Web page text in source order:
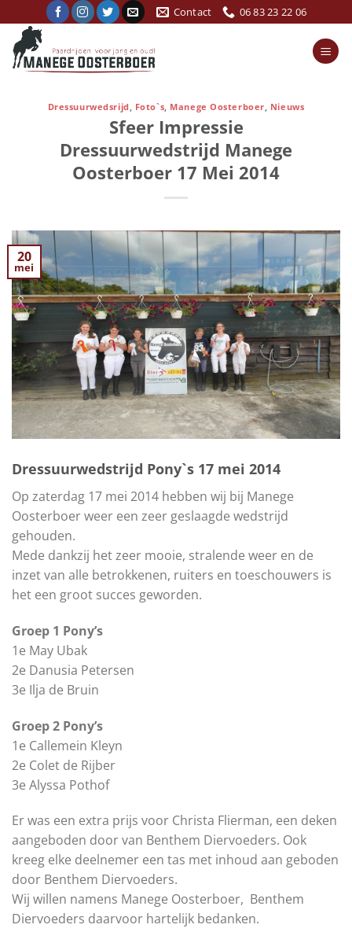
naar
inhoud
Contact 06 83 23 22 06
Dressuurwedsrijd, Foto`s, Manege Oosterboer, Nieuws
Sfeer Impressie
Dressuurwedstrijd Manege
Oosterboer 17 Mei 2014
20
mei
Dressuurwedstrijd Pony`s 17 mei 2014
Op zaterdag 17 mei 2014 hebben wij bij Manege
Oosterboer weer een zeer geslaagde wedstrijd
gehouden.
Mede dankzij het zeer mooie, stralende weer en de
inzet van alle betrokkenen, ruiters en toeschouwers is
het een groot succes geworden.
Groep 1 Pony’s
1e May Ubak
2e Danusia Petersen
3e Ilja de Bruin
Groep 2 Pony’s
1e Callemein Kleyn
2e Colet de Rijber
3e Alyssa Pothof
Er was een extra prijs voor Christa Flierman, een deken
aangeboden door van Benthem Diervoeders. Ook
kreeg elke deelnemer een tas met inhoud aan geboden
door Benthem Diervoeders.
Wij willen namens Manege Oosterboer, Benthem
Diervoeders daarvoor hartelijk bedanken.